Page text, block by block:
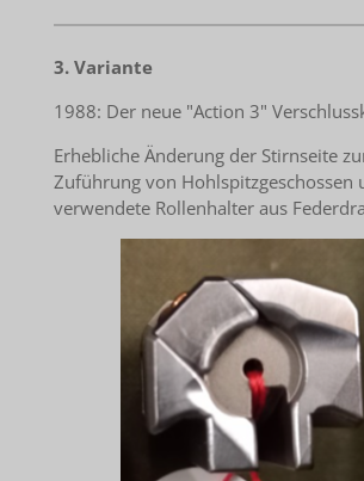
3. Variante
1988: Der neue "Action 3"
Erhebliche Änderung der Stirnseite
Zuführung von Hohlspitzgeschossen
verwendete Rollenhalter aus